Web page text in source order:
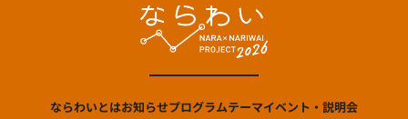
ならわいとはお知らせプログラムテーマイベント・説明会